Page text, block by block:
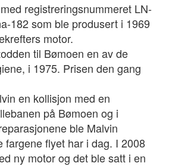
registreringsnummeret LN-
182 som ble produsert i 1969
motor.
til Bømoen en av de
i 1975. Prisen den gang
en kollisjon med en
på Bømoen og i
ble Malvin
fargene flyet har i dag. I 2008
ny motor og det ble satt i en